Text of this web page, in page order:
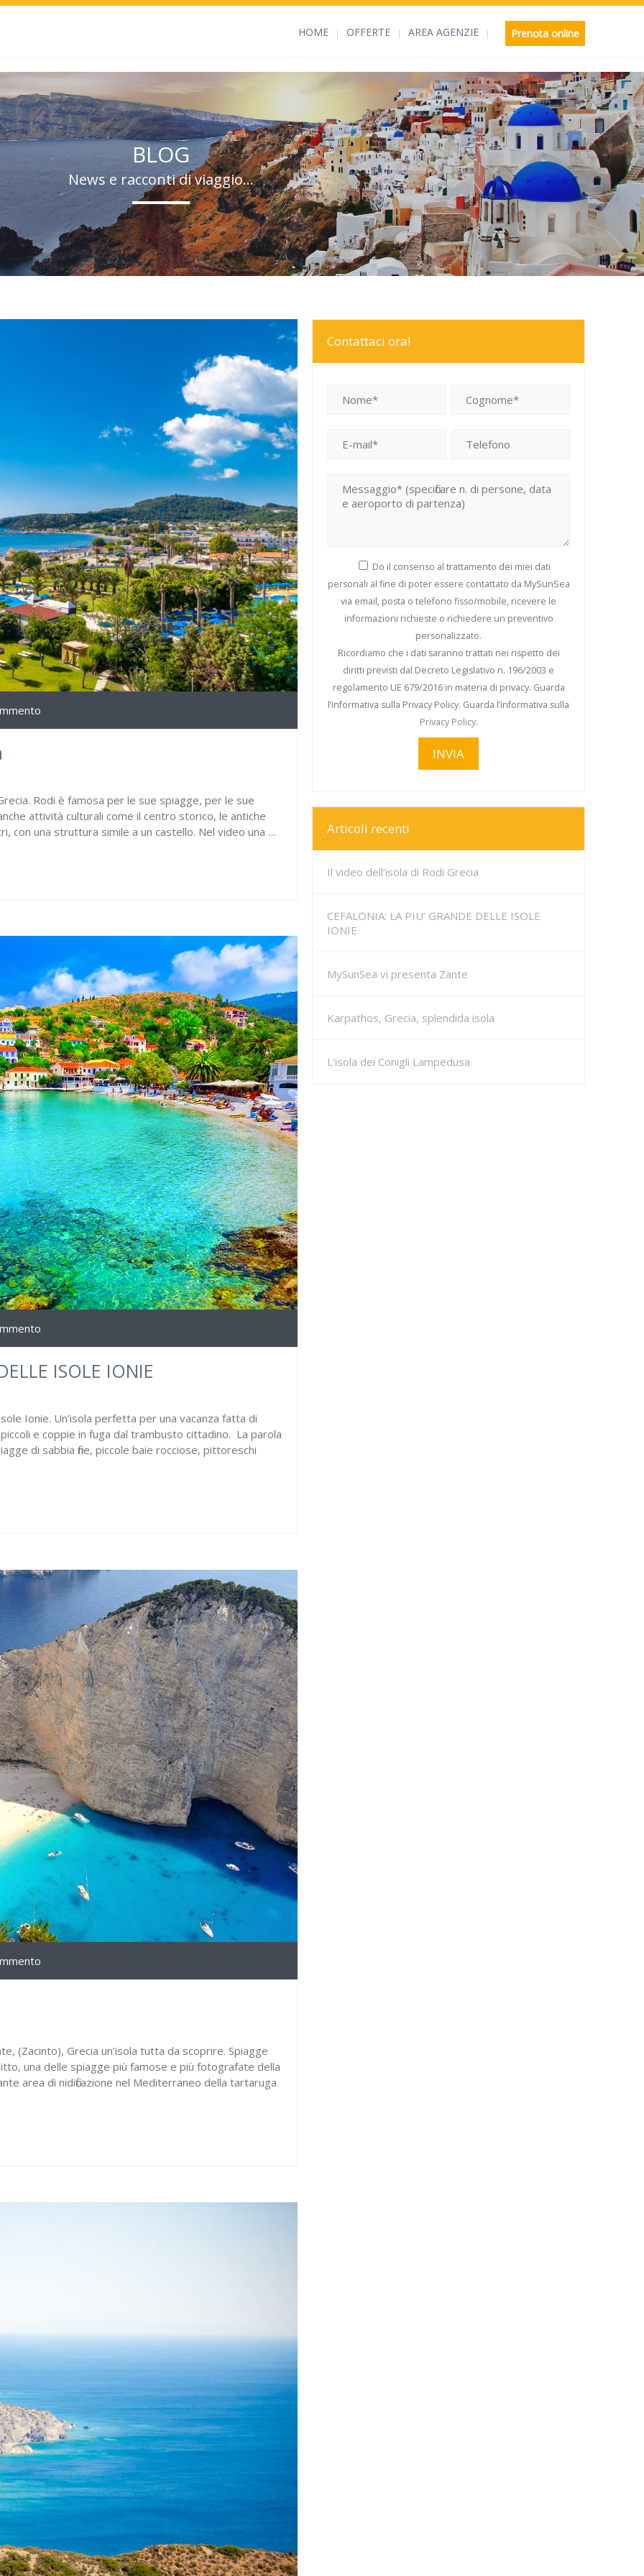
HOME OFFERTE AREA AGENZIE Prenota online
BLOG
News e racconti di viaggio…
Rodi è famosa per le sue spiagge, per le sue
attività culturali come il centro storico, le antiche
con una struttura simile a un castello. Nel video una …
ISOLE IONIE
Ionie. Un’isola perfetta per una vacanza fatta di
e coppie in fuga dal trambusto cittadino. La parola
di sabbia fine, piccole baie rocciose, pittoreschi
(Zacinto), Grecia un’isola tutta da scoprire. Spiagge
una delle spiagge più famose e più fotografate della
area di nidificazione nel Mediterraneo della tartaruga
Contattaci ora!
Si prega di lasciare vuoto questo campo.
Do il consenso al trattamento dei miei dati
personali al fine di poter essere contattato da MySunSea
via email, posta o telefono fisso/mobile, ricevere le
informazioni richieste o richiedere un preventivo
personalizzato.
Ricordiamo che i dati saranno trattati nei rispetto dei
diritti previsti dal Decreto Legislativo n. 196/2003 e
regolamento UE 679/2016 in materia di privacy. Guarda
l’informativa sulla Privacy Policy. Guarda l’informativa sulla
Privacy Policy.
Articoli recenti
Il video dell’isola di Rodi Grecia
CEFALONIA: LA PIU’ GRANDE DELLE ISOLE
IONIE
MySunSea vi presenta Zante
Karpathos, Grecia, splendida isola
L’isola dei Conigli Lampedusa